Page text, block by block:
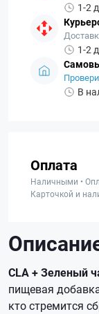
1-2
1-2
В
Оплата
Наличными •
Карточкой и
CLA + Зеленый
пищевая
кто стремится